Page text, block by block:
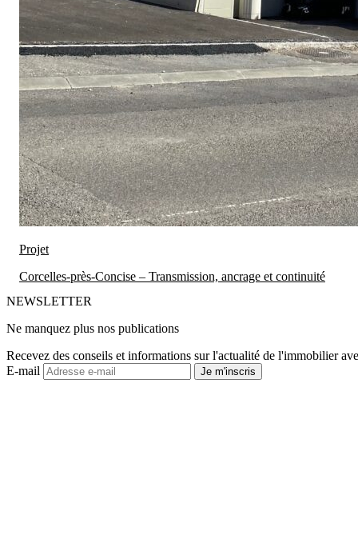
Projet
Corcelles-près-Concise – Transmission, ancrage et continuité
NEWSLETTER
Ne manquez plus nos publications
Recevez des conseils et informations sur l'actualité de l'immobilier
E-mail
Je m'inscris